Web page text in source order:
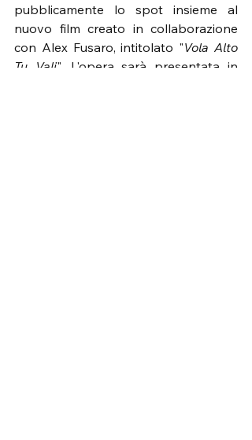
pubblicamente lo spot insieme al
nuovo film creato in collaborazione
con Alex Fusaro, intitolato "Vola Alto
Tu Vali". L'opera sarà presentata in